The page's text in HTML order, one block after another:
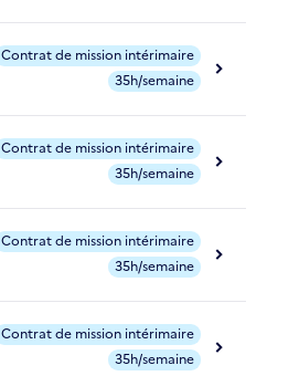
Contrat de mission intérimaire
35h/semaine
Contrat de mission intérimaire
35h/semaine
Contrat de mission intérimaire
35h/semaine
Contrat de mission intérimaire
35h/semaine